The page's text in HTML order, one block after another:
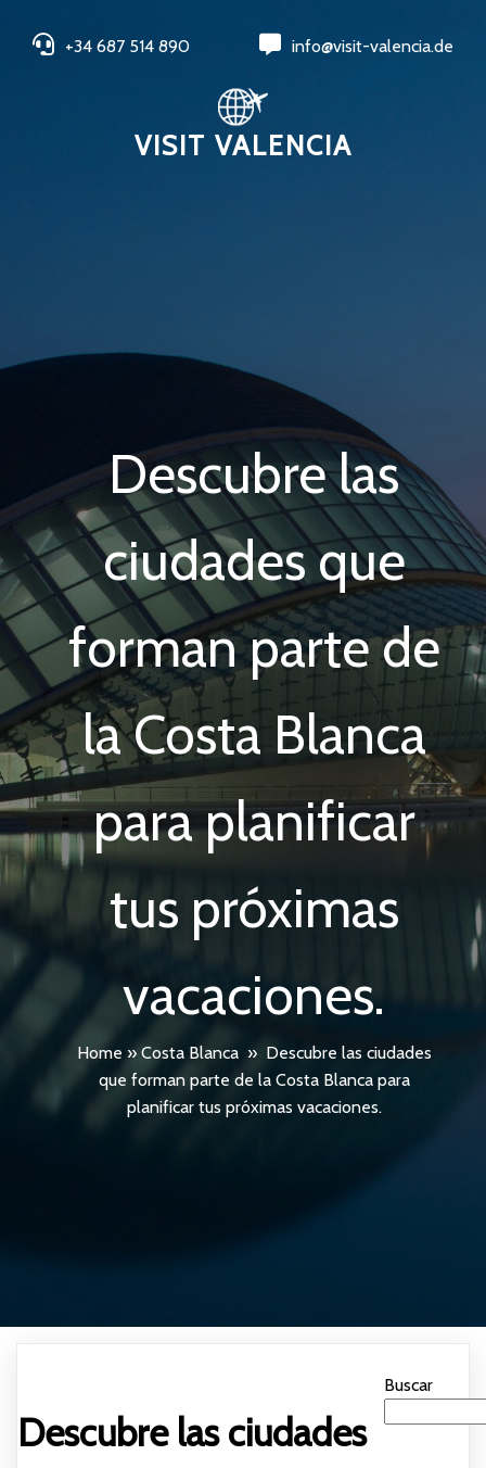
+34 687 514 890 info@visit-valencia.de
VISIT VALENCIA
Descubre las
ciudades que
forman parte de
la Costa Blanca
para planificar
tus próximas
vacaciones.
Home » Costa Blanca » Descubre las ciudades
que forman parte de la Costa Blanca para
planificar tus próximas vacaciones.
Descubre las ciudades
Buscar